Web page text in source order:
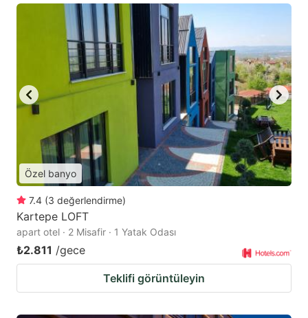
Özel banyo
7.4 (3 değerlendirme)
Kartepe LOFT
apart otel · 2 Misafir · 1 Yatak Odası
₺2.811 /gece
Teklifi görüntüleyin